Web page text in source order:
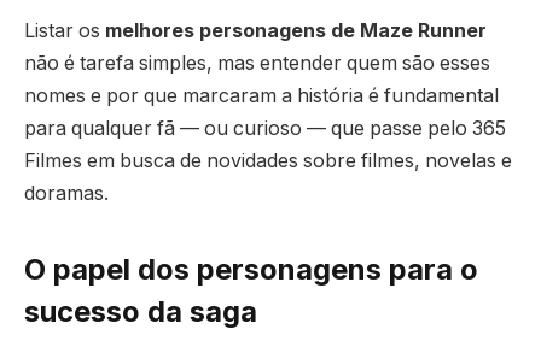
Listar os melhores personagens de Maze Runner
não é tarefa simples, mas entender quem são esses
nomes e por que marcaram a história é fundamental
para qualquer fã — ou curioso — que passe pelo 365
Filmes em busca de novidades sobre filmes, novelas e
doramas.
O papel dos personagens para o
sucesso da saga